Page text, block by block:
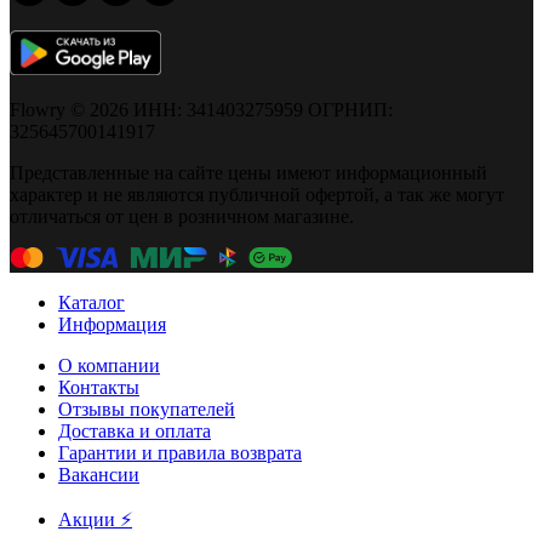
Flowry © 2026 ИНН: 341403275959 ОГРНИП:
325645700141917
Представленные на сайте цены имеют информационный
характер и не являются публичной офертой, а так же могут
отличаться от цен в розничном магазине.
Каталог
Информация
О компании
Контакты
Отзывы покупателей
Доставка и оплата
Гарантии и правила возврата
Вакансии
Акции ⚡️